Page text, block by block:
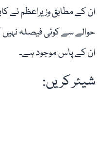
ان کے مطابق وزیراعظم نے
حوالے سے کوئی فیصلہ نہیں
ان کے پاس موجود ہے۔
شیئر کریں: